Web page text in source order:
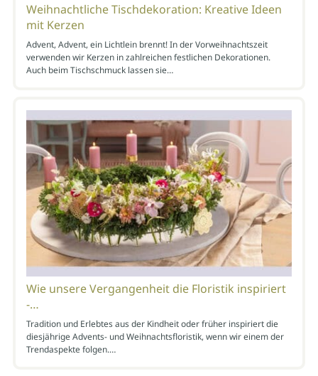
Weihnachtliche Tischdekoration: Kreative Ideen
mit Kerzen
Advent, Advent, ein Lichtlein brennt! In der Vorweihnachtszeit
verwenden wir Kerzen in zahlreichen festlichen Dekorationen.
Auch beim Tischschmuck lassen sie…
Wie unsere Vergangenheit die Floristik inspiriert
-…
Tradition und Erlebtes aus der Kindheit oder früher inspiriert die
diesjährige Advents- und Weihnachtsfloristik, wenn wir einem der
Trendaspekte folgen.…